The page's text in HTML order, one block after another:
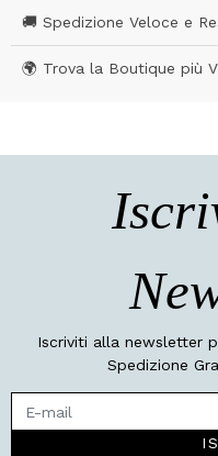
🚚 Spedizione Veloce e
🌍 Trova la Boutique più
Iscriviti alla newsletter
Spedizione